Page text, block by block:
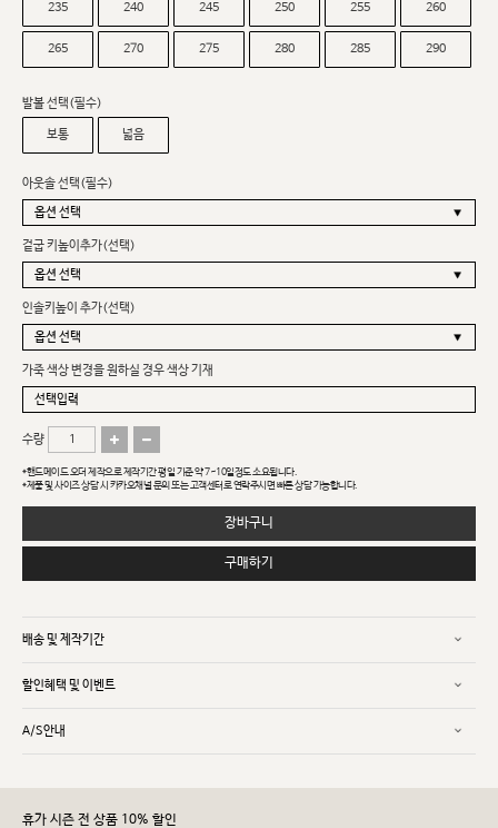
235 240 245 250 255 260
265 270 275 280 285 290
발볼 선택(필수)
보통 넓음
아웃솔 선택(필수)
겉굽 키높이추가(선택)
인솔키높이 추가(선택)
가죽 색상 변경을 원하실 경우 색상 기재
수량
*핸드메이드 오더 제작으로 제작기간 평일 기준 약 7~10일정도 소요됩니다.
*제품 및 사이즈 상담 시 카카오채널 문의 또는 고객센터로 연락주시면 빠른 상담 가능합니다.
장바구니
구매하기
배송 및 제작기간
할인혜택 및 이벤트
A/S안내
휴가 시즌 전 상품 10% 할인